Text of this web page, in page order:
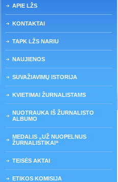
APIE LŽS
KONTAKTAI
TAPK LŽS NARIU
NAUJIENOS
SUVAŽIAVIMŲ ISTORIJA
KVIETIMAI ŽURNALISTAMS
NUOTRAUKA IŠ ŽURNALISTO
ALBUMO
MEDALIS „UŽ NUOPELNUS
ŽURNALISTIKAI“
TEISĖS AKTAI
ETIKOS KOMISIJA